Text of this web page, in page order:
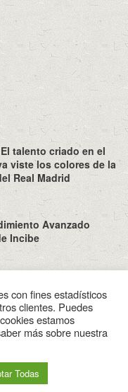
talento criado en el
viste los colores de la
Real Madrid
Avanzado
Incibe
Aviso Legal
con fines estadísticos
clientes. Puedes
estamos
más sobre nuestra
Todas